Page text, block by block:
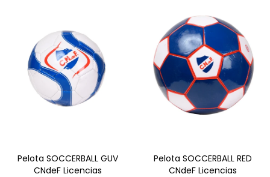
Pelota SOCCERBALL GUV
CNdeF Licencias
Pelota SOCCERBALL RED
CNdeF Licencias